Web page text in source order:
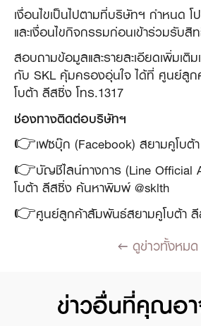
เงื่อนไขเป็นไปตามที่บริษัทฯ กำหนด โ
และเงื่อนไขกิจกรรมก่อนเข้าร่วมรับสิ
สอบถามข้อมูลและรายละเอียดเพิ่มเติ
กับ SKL คุ้มครองอุ่นใจ ได้ที่ ศูนย์ลู
โบต้า ลีสซิ่ง โทร.1317
ช่องทางติดต่อบริษัทฯ
👉เฟซบุ๊ก (Facebook) สยามคูโบต้
👉บัญชีไลน์ทางการ (Line Official
โบต้า ลีสซิ่ง ค้นหาพิมพ์ @sklth
👉ศูนย์ลูกค้าสัมพันธ์สยามคูโบต้า ลี
ดูข่าวทั้งหมด
ข่าวอื่นที่คุณอา